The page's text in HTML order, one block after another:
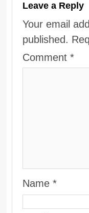
Leave a Reply
Your email
published.
Comment*
Name*